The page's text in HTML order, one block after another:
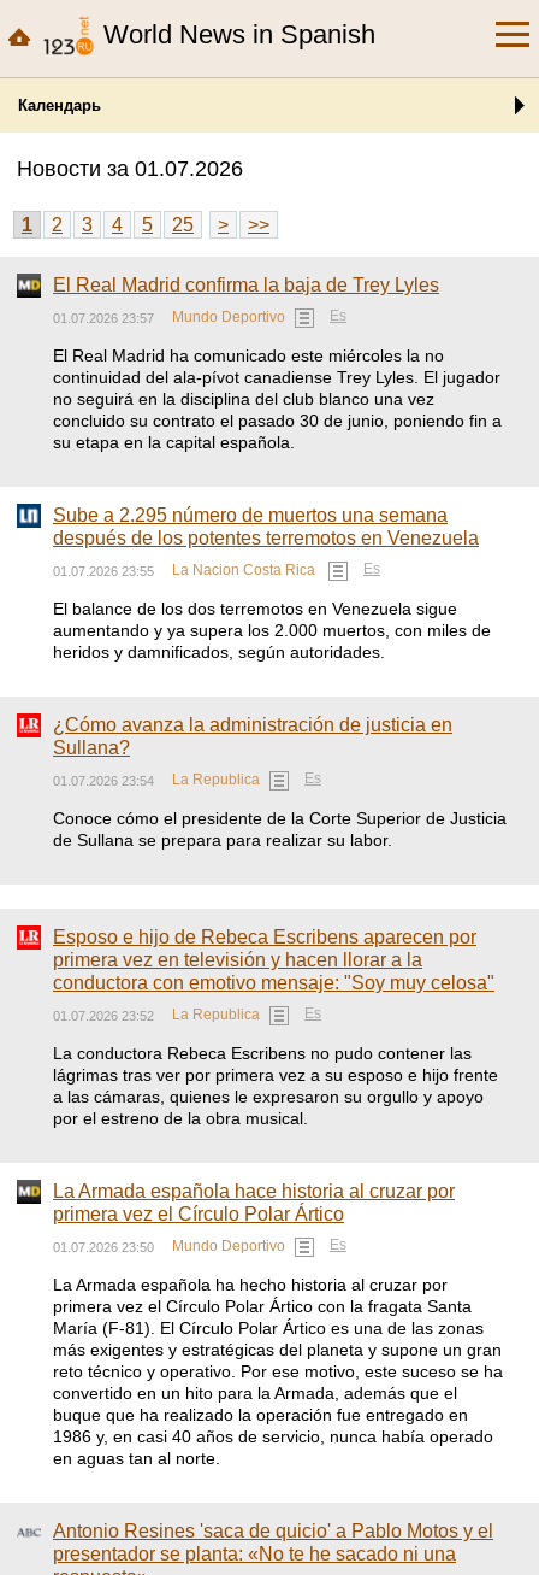
World News in Spanish
Календарь
Новости за 01.07.2026
1 2 3 4 5 25 > >>
El Real Madrid confirma la baja de Trey Lyles
01.07.2026 23:57 Mundo Deportivo Es
El Real Madrid ha comunicado este miércoles la no
continuidad del ala-pívot canadiense Trey Lyles. El jugador
no seguirá en la disciplina del club blanco una vez
concluido su contrato el pasado 30 de junio, poniendo fin a
su etapa en la capital española.
Sube a 2.295 número de muertos una semana
después de los potentes terremotos en Venezuela
01.07.2026 23:55 La Nacion Costa Rica Es
El balance de los dos terremotos en Venezuela sigue
aumentando y ya supera los 2.000 muertos, con miles de
heridos y damnificados, según autoridades.
¿Cómo avanza la administración de justicia en
Sullana?
01.07.2026 23:54 La Republica Es
Conoce cómo el presidente de la Corte Superior de Justicia
de Sullana se prepara para realizar su labor.
Esposo e hijo de Rebeca Escribens aparecen por
primera vez en televisión y hacen llorar a la
conductora con emotivo mensaje: "Soy muy celosa"
01.07.2026 23:52 La Republica Es
La conductora Rebeca Escribens no pudo contener las
lágrimas tras ver por primera vez a su esposo e hijo frente
a las cámaras, quienes le expresaron su orgullo y apoyo
por el estreno de la obra musical.
La Armada española hace historia al cruzar por
primera vez el Círculo Polar Ártico
01.07.2026 23:50 Mundo Deportivo Es
La Armada española ha hecho historia al cruzar por
primera vez el Círculo Polar Ártico con la fragata Santa
María (F-81). El Círculo Polar Ártico es una de las zonas
más exigentes y estratégicas del planeta y supone un gran
reto técnico y operativo. Por ese motivo, este suceso se ha
convertido en un hito para la Armada, además que el
buque que ha realizado la operación fue entregado en
1986 y, en casi 40 años de servicio, nunca había operado
en aguas tan al norte.
Antonio Resines 'saca de quicio' a Pablo Motos y el
presentador se planta: «No te he sacado ni una